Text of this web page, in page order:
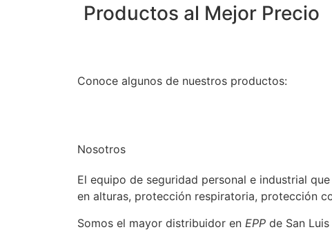
Productos al Mejor Precio
Conoce algunos de nuestros productos:
Nosotros
El equipo de seguridad personal e industrial
en alturas, protección respiratoria, protección
Somos el mayor distribuidor en EPP de San